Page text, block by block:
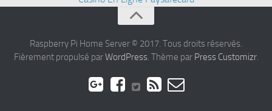
Raspberry Pi Home Server © 2017. Tous droits réservés.
Fièrement propulsé parWordPress. Thème par Press Customizr.